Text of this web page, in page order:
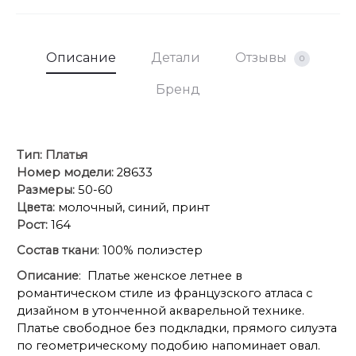
Описание Детали Отзывы 0
Бренд
Тип: Платья
Номер модели: 28633
Размеры: 50-60
Цвета: молочный, синий, принт
Рост: 164
Состав ткани: 100% полиэстер
Описание: Платье женское летнее в
романтическом стиле из французского атласа с
дизайном в утонченной акварельной технике.
Платье свободное без подкладки, прямого силуэта
по геометрическому подобию напоминает овал.